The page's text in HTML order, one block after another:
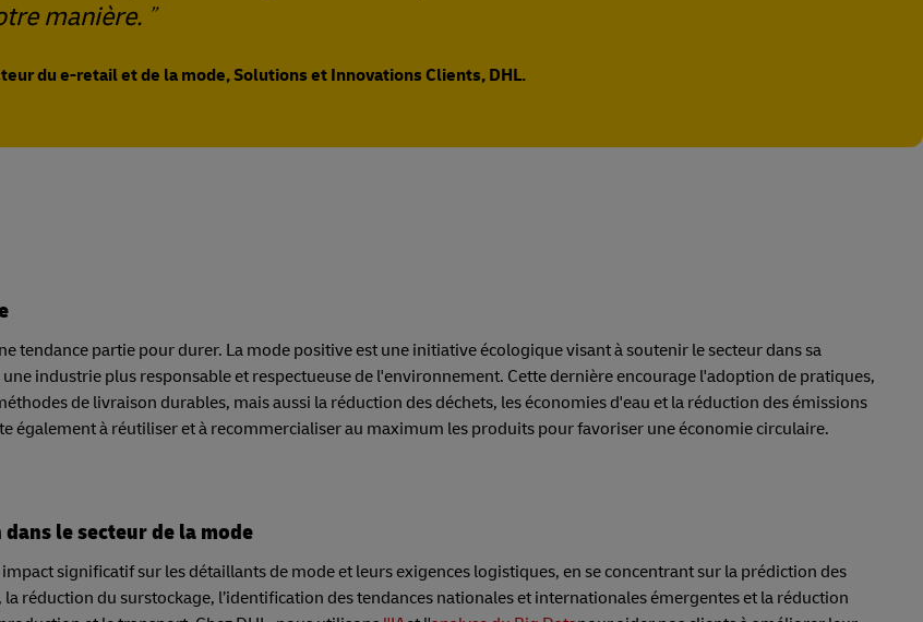
manière.
du e-retail et de la mode, Solutions et Innovations Clients, DHL.
tendance partie pour durer. La mode positive est une initiative écologique visant à soutenir le secteur dans sa
industrie plus responsable et respectueuse de l'environnement. Cette dernière encourage l'adoption de pratiques,
de livraison durables, mais aussi la réduction des déchets, les économies d'eau et la réduction des émissions
également à réutiliser et à recommercialiser au maximum les produits pour favoriser une économie circulaire.
le secteur de la mode
impact significatif sur les détaillants de mode et leurs exigences logistiques, en se concentrant sur la prédiction des
réduction du surstockage, l’identification des tendances nationales et internationales émergentes et la réduction